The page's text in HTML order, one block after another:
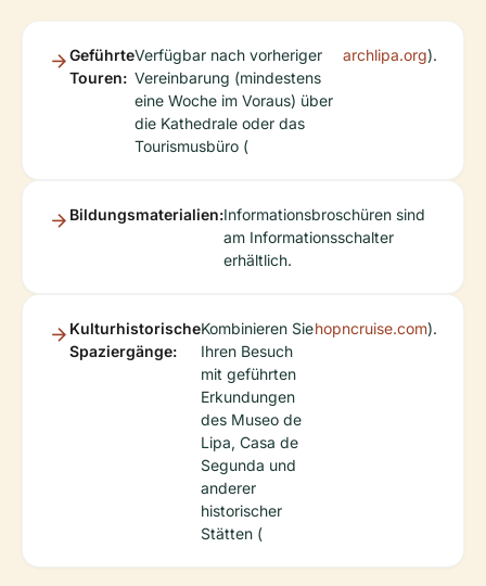
Geführte
Touren:
Verfügbar nach vorheriger
Vereinbarung (mindestens
eine Woche im Voraus) über
die Kathedrale oder das
Tourismusbüro (
archlipa.org).
Bildungsmaterialien:Informationsbroschüren sind
am Informationsschalter
erhältlich.
Kulturhistorische
Spaziergänge:
Kombinieren Sie
Ihren Besuch
mit geführten
Erkundungen
des Museo de
Lipa, Casa de
Segunda und
anderer
historischer
Stätten (
hopncruise.com).